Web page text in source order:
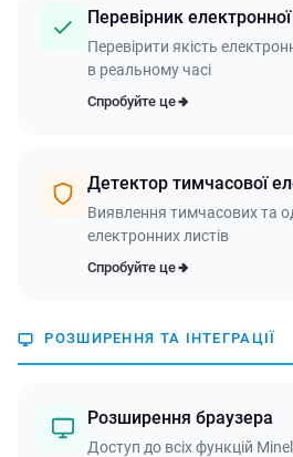
Перевірник
Перевірити якість
в реальному часі
Спробуйте це
Детектор тимчасової
Виявлення тимчасових та
електронних листів
Спробуйте це
РОЗШИРЕННЯ ТА ІНТЕГРАЦІЇ
Розширення браузера
Доступ до всіх функцій